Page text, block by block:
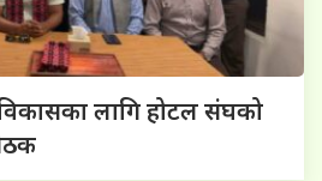
विकासका लागि होटल संघको